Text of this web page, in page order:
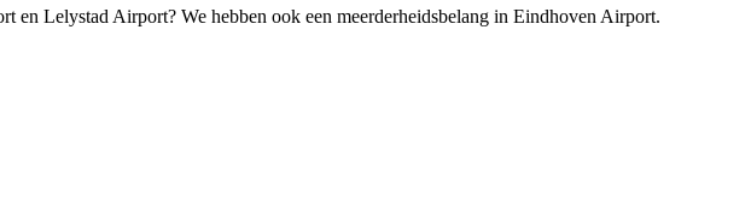
Lelystad Airport? We hebben ook een meerderheidsbelang in Eindhoven Airport.